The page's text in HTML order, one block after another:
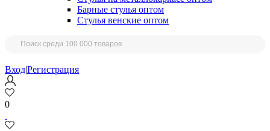
Барные стулья оптом
Стулья венские оптом
Вход|Регистрация
0